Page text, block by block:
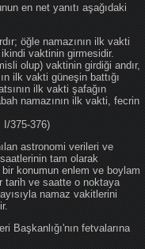
en net yanıtı aşağıdaki
öğle namazının ilk vakti
vaktinin girmesidir.
olup) vaktinin girdiği andır,
ilk vakti güneşin battığı
ilk vakti şafağın
namazının ilk vakti, fecrin
I/375-376)
astronomi verileri ve
tam olarak
konumun enlem ve boylam
tarih ve saatte o noktaya
namaz vakitlerini
Başkanlığı'nın fetvalarına